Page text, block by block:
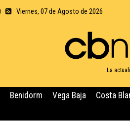
Viernes, 07 de Agosto de 2026
La
Benidorm Vega Baja Costa